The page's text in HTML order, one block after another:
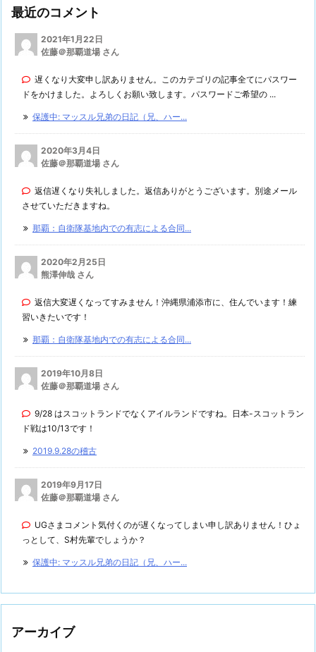
最近のコメント
2021年1月22日
佐藤＠那覇道場 さん
遅くなり大変申し訳ありません。このカテゴリの記事全てにパスワー
ドをかけました。よろしくお願い致します。パスワードご希望の ...
保護中: マッスル兄弟の日記（兄、ハー...
2020年3月4日
佐藤＠那覇道場 さん
返信遅くなり失礼しました。返信ありがとうございます。別途メール
させていただきますね。
那覇：自衛隊基地内での有志による合同...
2020年2月25日
熊澤伸哉 さん
返信大変遅くなってすみません！沖縄県浦添市に、住んでいます！練
習いきたいです！
那覇：自衛隊基地内での有志による合同...
2019年10月8日
佐藤＠那覇道場 さん
9/28 はスコットランドでなくアイルランドですね。日本-スコットラン
ド戦は10/13です！
2019.9.28の稽古
2019年9月17日
佐藤＠那覇道場 さん
UGさまコメント気付くのが遅くなってしまい申し訳ありません！ひょ
っとして、S村先輩でしょうか？
保護中: マッスル兄弟の日記（兄、ハー...
アーカイブ